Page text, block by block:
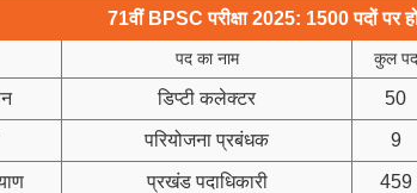
71वीं BPSC परीक्षा 2025: 1500 पदों पर
पद का नाम कुल पद
डिप्टी कलेक्टर 50
परियोजना प्रबंधक 9
प्रखंड पदाधिकारी 459